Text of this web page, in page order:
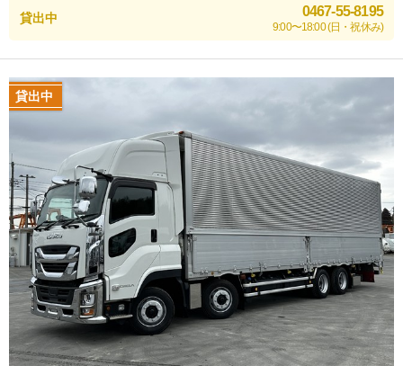
貸出中 0467-55-8195
9:00〜18:00 (日・祝休み)
貸出中